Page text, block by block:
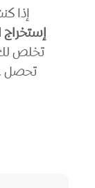
إذا
إستخراج
تخلص
تحصل